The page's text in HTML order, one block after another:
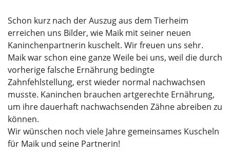
Schon kurz nach der Auszug aus dem Tierheim
erreichen uns Bilder, wie Maik mit seiner neuen
Kaninchenpartnerin kuschelt. Wir freuen uns sehr.
Maik war schon eine ganze Weile bei uns, weil die durch
vorherige falsche Ernährung bedingte
Zahnfehlstellung, erst wieder normal nachwachsen
musste. Kaninchen brauchen artgerechte Ernährung,
um ihre dauerhaft nachwachsenden Zähne abreiben zu
können.
Wir wünschen noch viele Jahre gemeinsames Kuscheln
für Maik und seine Partnerin!